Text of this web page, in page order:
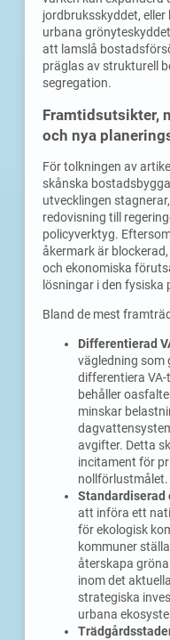
jordbruksskyddet,
urbana
att lamslå
präglas av strukturell
segregation.
Framtidsutsikter,
och nya
För tolkningen av
skånska
utvecklingen
redovisning till
policyverktyg.
åkermark är
och ekonomiska
lösningar i den fysiska
Bland de mest
Differentierad
vägledning som
differentiera
behåller
minskar
avgifter. Detta
incitament för
nollförlustmålet.
Standardiserad
att införa ett
för ekologisk
kommuner
återskapa
inom det
strategiska
urbana